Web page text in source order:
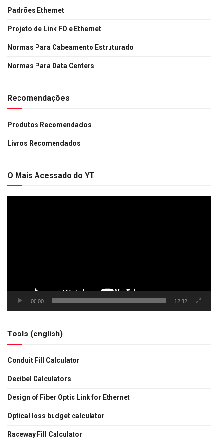
Padrões Ethernet
Projeto de Link FO e Ethernet
Normas Para Cabeamento Estruturado
Normas Para Data Centers
Recomendações
Produtos Recomendados
Livros Recomendados
O Mais Acessado do YT
00:00 12:32
Tools (english)
Conduit Fill Calculator
Decibel Calculators
Design of Fiber Optic Link for Ethernet
Optical loss budget calculator
Raceway Fill Calculator